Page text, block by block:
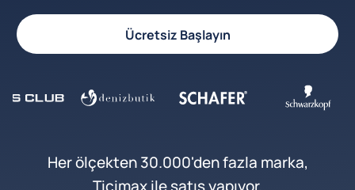
Ücretsiz Başlayın
Her ölçekten 30.000'den fazla marka,